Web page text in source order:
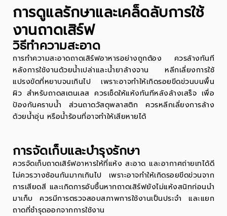
การดูแลรักษาและเคล็ดลับการใช้
งานถาดเสิร์ฟ
วิธีทำความสะอาด
การทำความสะอาดถาดเสิร์ฟอาหารอย่างถูกต้อง ควรล้างทันที
หลังการใช้งานด้วยน้ำเปล่าและน้ำยาล้างจาน หลีกเลี่ยงการใช้
แปรงขัดที่หยาบจนเกินไป เพราะอาจทำให้เกิดรอยขีดข่วนบนพื้น
ผิว สำหรับถาดสเตนเลส ควรเช็ดให้แห้งทันทีหลังล้างเสร็จ เพื่อ
ป้องกันคราบน้ำ ส่วนถาดวัสดุพลาสติก ควรหลีกเลี่ยงการล้าง
ด้วยน้ำอุ่น หรือน้ำร้อนที่อาจทำให้เสียหายได้
การจัดเก็บและบำรุงรักษา
ควรจัดเก็บถาดเสิร์ฟอาหารให้ที่แห้ง สะอาด และอากาศถ่ายเทได้ดี
ไม่ควรวางซ้อนกันมากเกินไป เพราะอาจทำให้เกิดรอยขีดข่วนจาก
การเสียดสี และเกิดการอับชื้นหากถาดเสิร์ฟยังไม่แห้งสนิทก่อนนำ
มาเก็บ ควรมีการตรวจสอบสภาพการใช้งานเป็นประจำ และแยก
ถาดที่ชำรุดออกจากการใช้งาน